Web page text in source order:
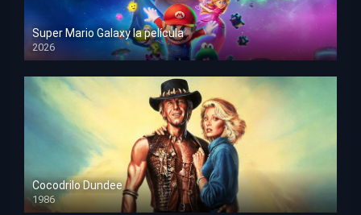
Super Mario Galaxy la película
2026
HD 1080p
Cocodrilo Dundee
1986
HD 1080p